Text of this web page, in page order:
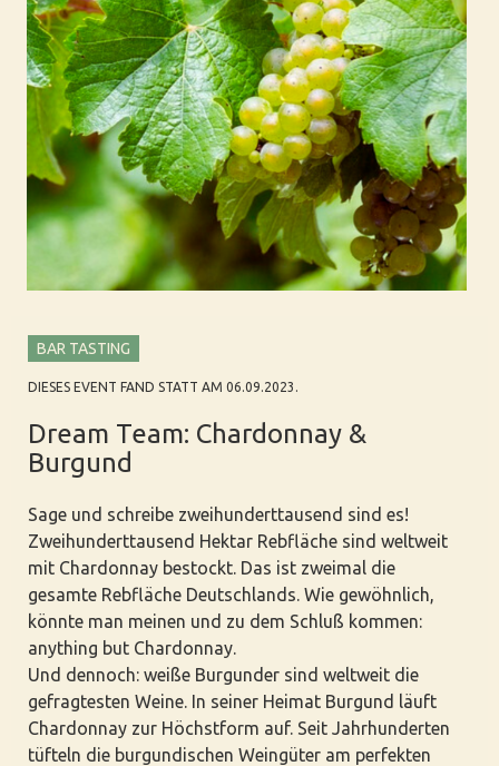
BAR TASTING
DIESES EVENT FAND STATT AM 06.09.2023.
Dream Team: Chardonnay &
Burgund
Sage und schreibe zweihunderttausend sind es!
Zweihunderttausend Hektar Rebfläche sind weltweit
mit Chardonnay bestockt. Das ist zweimal die
gesamte Rebfläche Deutschlands. Wie gewöhnlich,
könnte man meinen und zu dem Schluß kommen:
anything but Chardonnay.
Und dennoch: weiße Burgunder sind weltweit die
gefragtesten Weine. In seiner Heimat Burgund läuft
Chardonnay zur Höchstform auf. Seit Jahrhunderten
tüfteln die burgundischen Weingüter am perfekten